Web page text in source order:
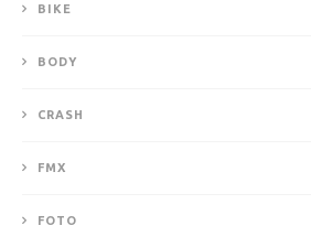
BIKE
BODY
CRASH
FMX
FOTO